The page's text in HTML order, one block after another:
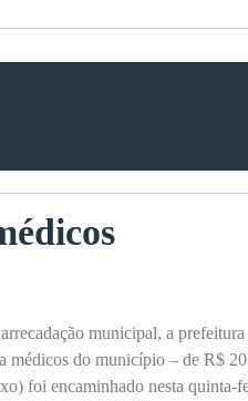
municipal, a
médicos do município – de R$
foi encaminhado nesta quinta-